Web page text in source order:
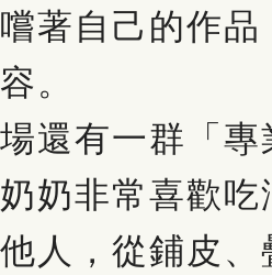
著自己的作
。
有一群「專
奶非常喜歡
人，從鋪皮